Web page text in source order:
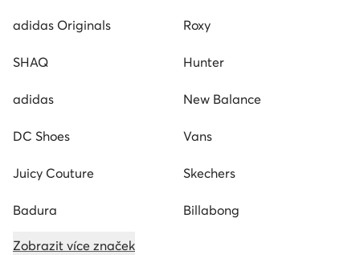
adidas Originals Roxy
SHAQ Hunter
adidas New Balance
DC Shoes Vans
Juicy Couture Skechers
Badura Billabong
Zobrazit více značek